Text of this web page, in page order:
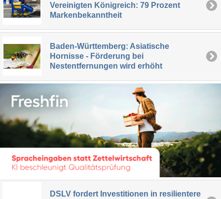
Vereinigten Königreich: 79 Prozent
Markenbekanntheit
Baden-Württemberg: Asiatische
Hornisse - Förderung bei
Nestentfernungen wird erhöht
DSLV fordert Investitionen in resilientere